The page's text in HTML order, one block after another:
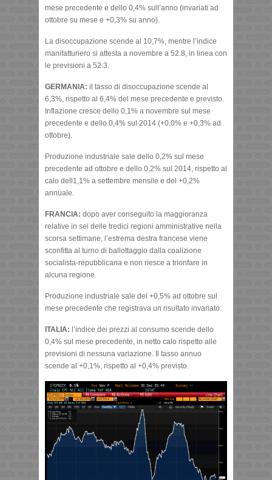
mese precedente e dello 0,4% sull’anno (invariati ad
ottobre su mese e +0,3% su anno).
La disoccupazione scende al 10,7%, mentre l’indice
manifatturiero si attesta a novembre a 52.8, in linea con
le previsioni a 52.3.
GERMANIA: il tasso di disoccupazione scende al
6,3%, rispetto al 6,4% del mese precedente e previsto.
Inflazione cresce dello 0,1% a novembre sul mese
precedente e dello 0,4% sul 2014 (+0,0% e +0,3% ad
ottobre).
Produzione industriale sale dello 0,2% sul mese
precedente ad ottobre e dello 0,2% sul 2014, rispetto al
calo dell1,1% a settembre mensile e del +0,2%
annuale.
FRANCIA: dopo aver conseguito la maggioranza
relative in sei delle tredici regioni amministrative nella
scorsa settimane, l’estrema destra francese viene
sconfitta al turno di ballottaggio dalla coalizione
socialista-repubblicana e non riesce a trionfare in
alcuna regione.
Produzione industriale sale del +0,5% ad ottobre sul
mese precedente che registrava un risultato invariato.
ITALIA: l’indice dei prezzi al consumo scende dello
0,4% sul mese precedente, in netto calo rispetto alle
previsioni di nessuna variazione. Il tasso annuo
scende al +0,1%, rispetto al +0,4% previsto.